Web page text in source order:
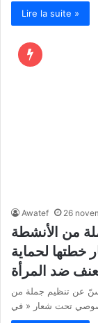
Lire la suite »
Awatef 26
من الأنشطة
خطتها لحماية
ضد المرأة
عن تنظيم جملة من